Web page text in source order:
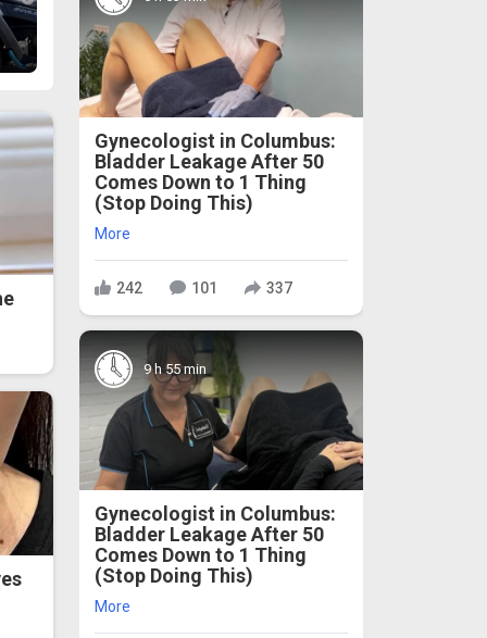
Gynecologist in Columbus:
Bladder Leakage After 50
Comes Down to 1 Thing
(Stop Doing This)
More
242 101 337
9 h 55 min
Gynecologist in Columbus:
Bladder Leakage After 50
Comes Down to 1 Thing
(Stop Doing This)
More